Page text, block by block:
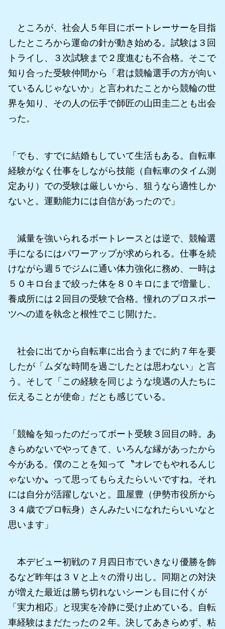
ところが、社会人５年目にボートレーサーを目指
したところから運命の針が動き始める。試験は３回
トライし、３次試験まで２度進むも不合格。そこで
知り合った受験仲間から「君は競輪選手の方が向い
ているんじゃないか」と言われたことから競輪の世
界を知り、その人の伝手で師匠の山田圭二とも出会
った。
「でも、すでに結婚もしていて生活もある。自転車
経験がなく仕事をしながら技能（自転車のタイム測
定あり）での受験は厳しいから、狙うなら適性しか
ないと。運動能力には自信があったので」
減量を強いられるボートレースとは逆で、競輪選
手になるにはパワーアップが求められる。仕事を続
けながら週５でジムに通い体力強化に務め、一時は
５０キロ台まで絞った体を８０キロにまで増量し、
養成所には２回目の受験で合格。憧れのプロスポー
ツへの道を執念と根性でこじ開けた。
社会に出てから自転車に出合うまでに約７年を要
したが「ムダな時間を過ごしたとは思わない」と言
う。そして「この経験を同じような境遇の人たちに
伝えることが使命」だとも感じている。
「競輪を知ったのだってボート受験３回目の時。あ
きらめないでやってきて、いろんな縁があったから
今がある。僕のことを知って〝オレでもやれるんじ
ゃないか〟って思ってもらえたらいいですね。それ
には自分が活躍しないと。皿屋豊（伊勢市役所から
３４歳でプロ転身）さんみたいになれたらいいなと
思います」
本デビュー初戦の７月四日市でいきなり優勝を飾
るなど昨年は３Ｖと上々の滑り出し。同期との対決
が増えた最近は勝ち切れないシーンも目に付くが
「実力相応」と現実を冷静に受け止めている。自転
車経験はまだたったの２年。決してあきらめず、粘